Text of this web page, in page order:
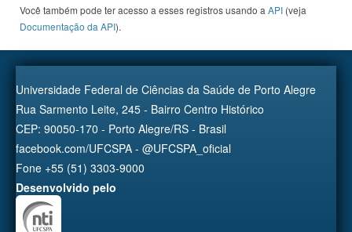
Você também pode ter acesso a esses registros usando a API (veja
Documentação da API).
Universidade Federal de Ciências da Saúde de Porto Alegre
Rua Sarmento Leite, 245 - Bairro Centro Histórico
CEP: 90050-170 - Porto Alegre/RS - Brasil
facebook.com/UFCSPA - @UFCSPA_oficial
Fone +55 (51) 3303-9000
Desenvolvido pelo